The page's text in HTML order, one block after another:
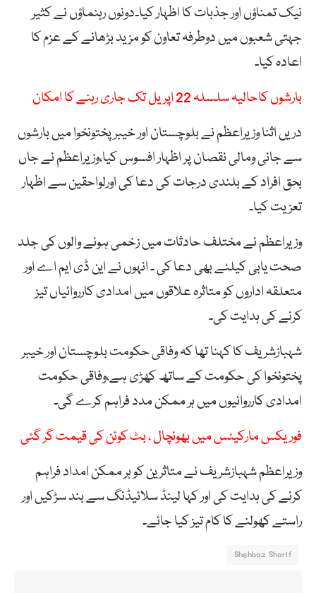
نیک تمناؤں اور جذبات کا اظہار کیا۔دونوں رہنماؤں نے کثیر
جہتی شعبوں میں دوطرفہ تعاون کو مزید بڑھانے کے عزم کا
اعادہ کیا۔
بارشوں کاحالیہ سلسلہ 22 اپریل تک جاری رہنے کا امکان
دریں اثنا وزیراعظم نے بلوچستان اور خیبر پختونخوا میں بارشوں
سے جانی ومالی نقصان پر اظہار افسوس کیا،وزیراعظم نے جاں
بحق افراد کے بلندی درجات کی دعا کی اورلواحقین سے اظہار
تعزیت کیا۔
وزیراعظم نے مختلف حادثات میں زخمی ہونے والوں کی جلد
صحت یابی کیلئے بھی دعا کی ۔ انہوں نے این ڈی ایم اے اور
متعلقہ اداروں کو متاثرہ علاقوں میں امدادی کارروائیاں تیز
کرنے کی ہدایت کی۔
شہبازشریف کا کہنا تھا کہ وفاقی حکومت بلوچستان اور خیبر
پختونخوا کی حکومت کے ساتھ کھڑی ہے،وفاقی حکومت
امدادی کارروائیوں میں ہر ممکن مدد فراہم کرے گی۔
فوریکس مارکیٹس میں بھونچال ، بٹ کوئن کی قیمت گر گئی
وزیراعظم شہبازشریف نے متاثرین کو ہر ممکن امداد فراہم
کرنے کی ہدایت کی اور کہا لینڈ سلائیڈنگ سے بند سڑکیں اور
راستے کھولنے کا کام تیز کیا جائے۔
Shehbaz Sharif